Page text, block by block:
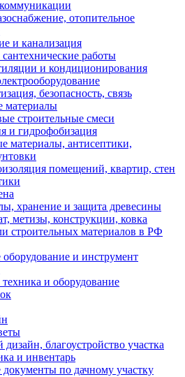
отопительное
и канализация
работы
и кондиционирования
безопасность, связь
материалы
строительные смеси
и гидрофобизация
материалы, антисептики,
помещений, квартир, стен
хранение и защита древесины
метизы, конструкции, ковка
строительных материалов в РФ
оборудование и инструмент
и оборудование
благоустройство участка
и инвентарь
по дачному участку